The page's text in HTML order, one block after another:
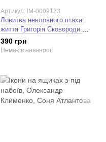
Артикул: IM-0009123
Ловитва невловного птаха:
життя Григорія Сковороди.
Леонід Ушкалов
390 грн
Немає в наявності